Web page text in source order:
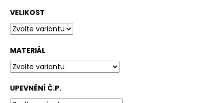
VELIKOST
MATERIÁL
UPEVNĚNÍ Č.P.
r
u
č
u
j
e
e